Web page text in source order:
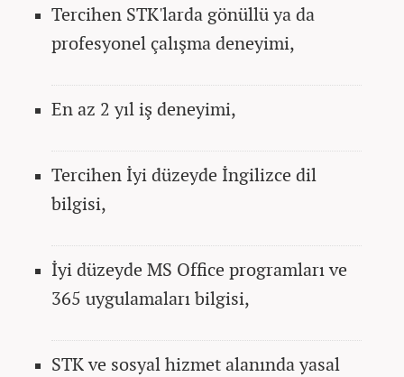
Tercihen STK'larda gönüllü ya da
profesyonel çalışma deneyimi,
En az 2 yıl iş deneyimi,
Tercihen İyi düzeyde İngilizce dil
bilgisi,
İyi düzeyde MS Office programları ve
365 uygulamaları bilgisi,
STK ve sosyal hizmet alanında yasal